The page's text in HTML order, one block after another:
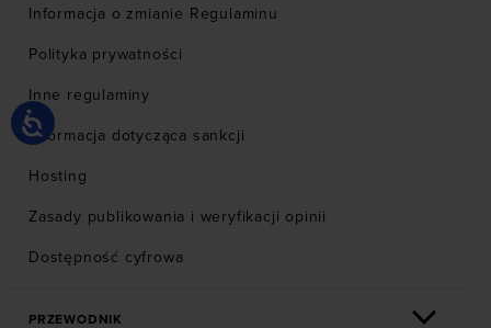
Informacja o zmianie Regulaminu
Polityka prywatności
Inne regulaminy
Informacja dotycząca sankcji
Hosting
Zasady publikowania i weryfikacji opinii
Dostępność cyfrowa
PRZEWODNIK